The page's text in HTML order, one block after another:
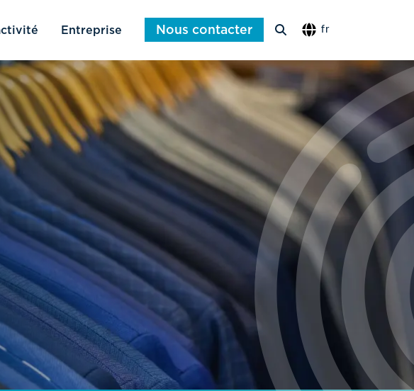
Nous contacter fr
Entreprise